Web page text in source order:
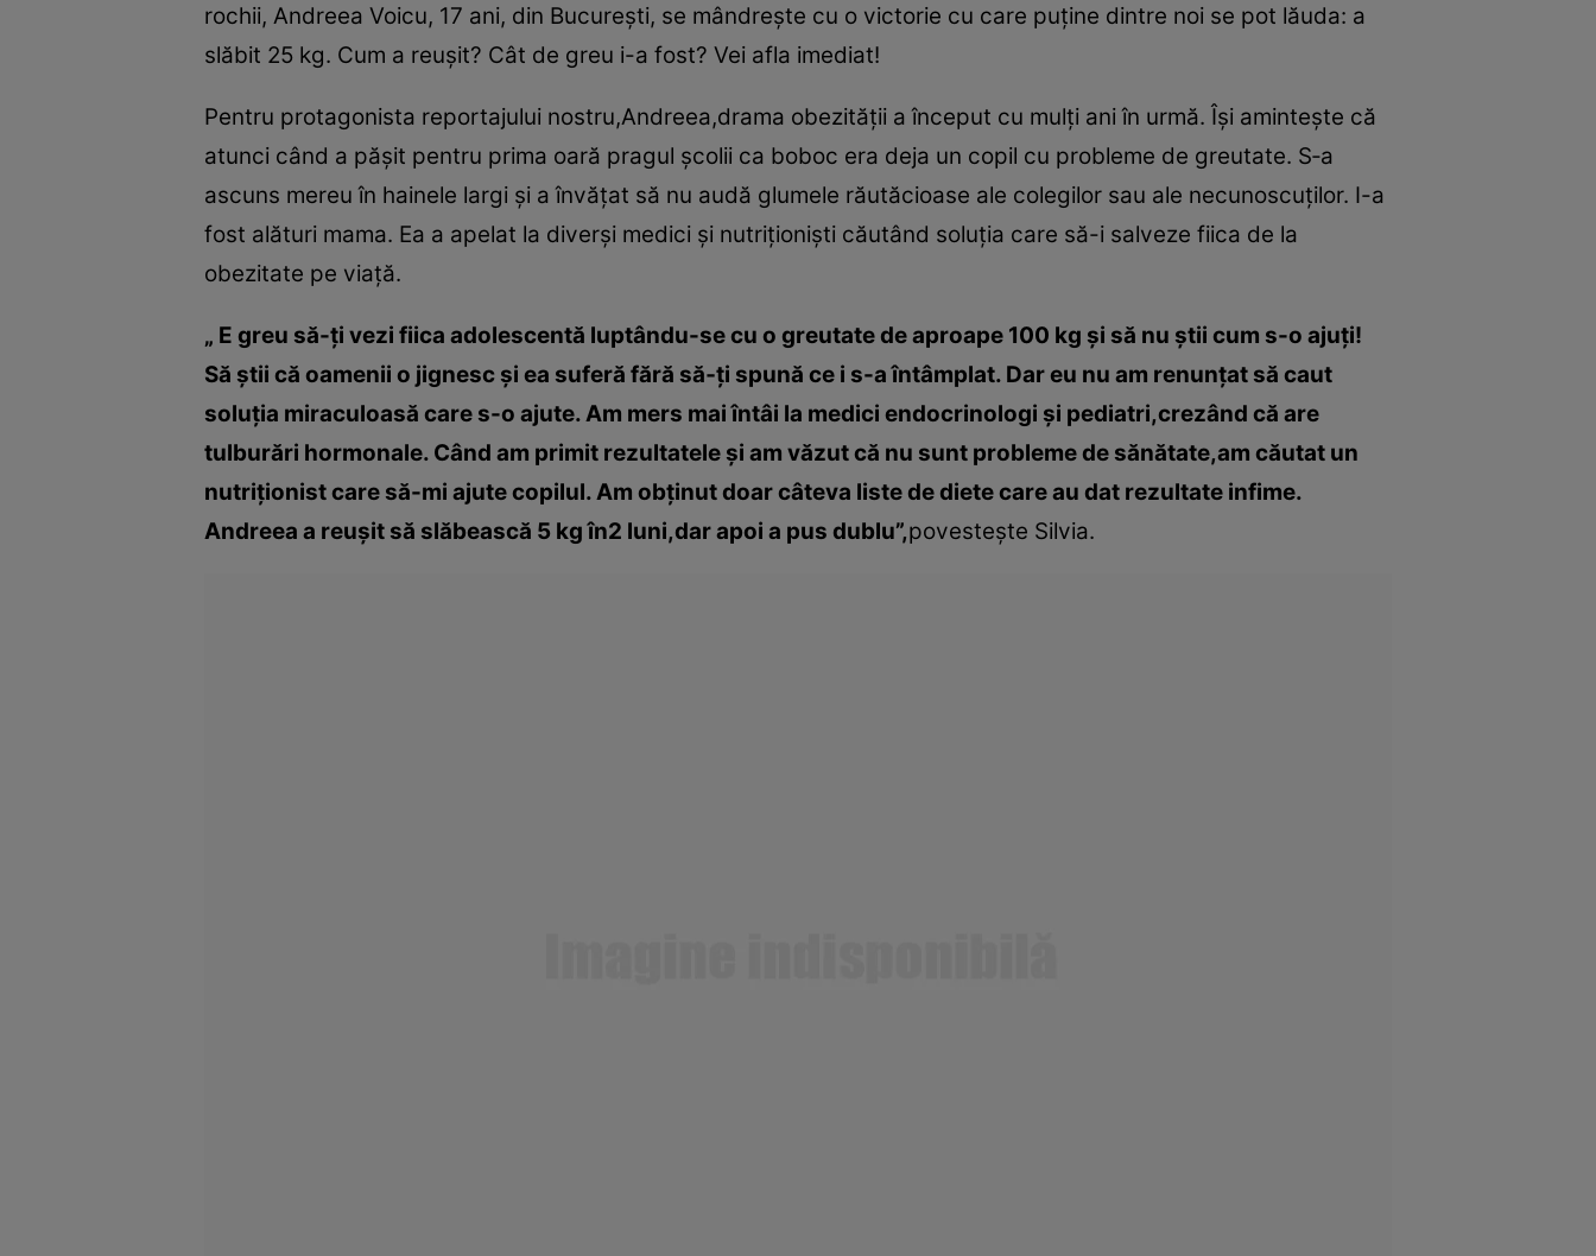
rochii, Andreea Voicu, 17 ani, din Bucureşti, se mândreşte cu o victorie cu care puţine dintre noi se pot lăuda: a
slăbit 25 kg. Cum a reuşit? Cât de greu i-a fost? Vei afla imediat!
Pentru protagonista reportajului nostru,Andreea,drama obezităţii a început cu mulţi ani în urmă. Îşi aminteşte că
atunci când a păşit pentru prima oară pragul şcolii ca boboc era deja un copil cu probleme de greutate. S‑a
ascuns mereu în hainele largi şi a învăţat să nu audă glumele răutăcioase ale colegilor sau ale necunoscuţilor. I-a
fost alături mama. Ea a apelat la diverşi medici şi nutriţionişti căutând soluţia care să-i salveze fiica de la
obezitate pe viaţă.
„ E greu să-ţi vezi fi­ica adolescentă luptându-se cu o greutate de aproape 100 kg şi să nu ştii cum s-o ajuţi!
Să ştii că oamenii o jignesc şi ea suferă fără să‑ţi spună ce i s-a întâmplat. Dar eu nu am renunţat să caut
soluţia miraculoasă care s-o ajute. Am mers mai întâi la medici endocrinologi şi pediatri,crezând că are
tulburări hormonale. Când am primit rezultatele şi am văzut că nu sunt probleme de sănătate,am căutat un
nutriţionist care să-mi ajute copilul. Am obţinut doar câteva liste de diete care au dat rezultate infime.
Andreea a reuşit să slăbească 5 kg în2 luni,dar apoi a pus dublu”,povesteşte Silvia.